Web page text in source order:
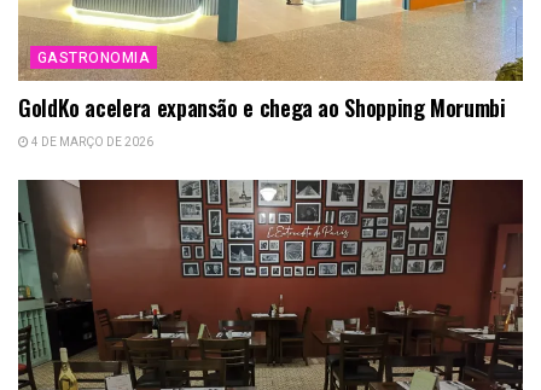
GASTRONOMIA
GoldKo acelera expansão e chega ao Shopping Morumbi
4 DE MARÇO DE 2026